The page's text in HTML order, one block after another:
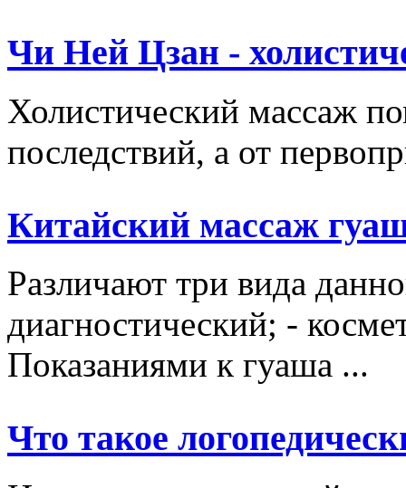
Чи Ней Цзан -
Холистический массаж
последствий, а от
Китайский массаж
Различают три вида
диагностический; -
Показаниями к гуаша ...
Что такое